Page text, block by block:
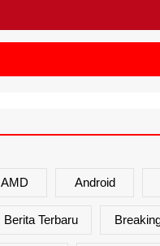
AMD Android
Berita Terbaru